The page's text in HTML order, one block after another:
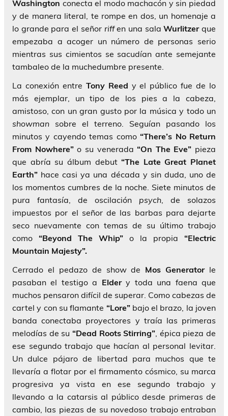
Washington conecta el modo machacón y sin piedad
y de manera literal, te rompe en dos, un homenaje a
lo grande para el señor riffen una salaWurlitzerque
empezaba a acoger un número de personas serio
mientras sus cimientos se sacudían ante semejante
tambaleo de la muchedumbre presente.
La conexión entre Tony Reed y el público fue de lo
más ejemplar, un tipo de los pies a la cabeza,
amistoso, con un gran gusto por la música y todo un
showman sobre el terreno. Seguían pasando los
minutos y cayendo temas como“There’s No Return
From Nowhere”o su venerada“On The Eve” pieza
que abría su álbum debut“The Late Great Planet
Earth” hace casi ya una década y sin duda, uno de
los momentos cumbres de la noche. Siete minutos de
pura fantasía, de oscilación psych , de solazos
impuestos por el señor de las barbas para dejarte
seco nuevamente con temas de su último trabajo
como “Beyond The Whip” o la propia “Electric
Mountain Majesty”.
Cerrado el pedazo de show de Mos Generatorle
pasaban el testigo a Eldery toda una faena que
muchos pensaron difícil de superar. Como cabezas de
cartel y con su flamante “Lore”bajo el brazo, la joven
banda conectaba proyectores y traía las primeras
melodías de su “Dead Roots Stirring” , épica pieza de
ese segundo trabajo que hacían al personal levitar.
Un dulce pájaro de libertad para muchos que te
llevaría a flotar por el firmamento cósmico, su marca
progresiva ya vista en ese segundo trabajo y
llevando a la catarsis al público desde primeras de
cambio, las piezas de su novedoso trabajo entraban